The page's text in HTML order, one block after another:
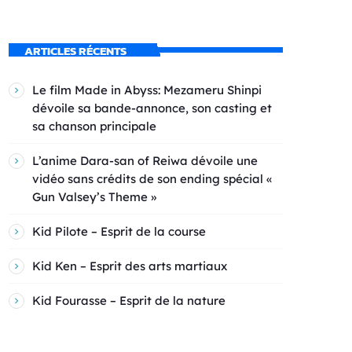
ARTICLES RÉCENTS
Le film Made in Abyss: Mezameru Shinpi
dévoile sa bande-annonce, son casting et
sa chanson principale
L’anime Dara-san of Reiwa dévoile une
vidéo sans crédits de son ending spécial «
Gun Valsey’s Theme »
Kid Pilote – Esprit de la course
Kid Ken – Esprit des arts martiaux
Kid Fourasse – Esprit de la nature